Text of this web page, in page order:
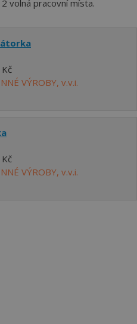
volná pracovní místa.
VÝROBY, v.v.i.
VÝROBY, v.v.i.